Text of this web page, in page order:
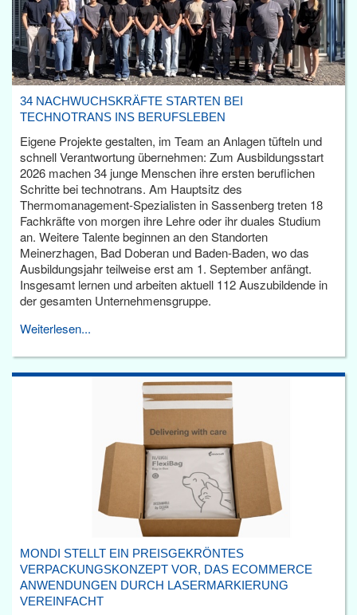
34 NACHWUCHSKRÄFTE STARTEN BEI
TECHNOTRANS INS BERUFSLEBEN
Eigene Projekte gestalten, im Team an Anlagen tüfteln und
schnell Verantwortung übernehmen: Zum Ausbildungsstart
2026 machen 34 junge Menschen ihre ersten beruflichen
Schritte bei technotrans. Am Hauptsitz des
Thermomanagement-Spezialisten in Sassenberg treten 18
Fachkräfte von morgen ihre Lehre oder ihr duales Studium
an. Weitere Talente beginnen an den Standorten
Meinerzhagen, Bad Doberan und Baden-Baden, wo das
Ausbildungsjahr teilweise erst am 1. September anfängt.
Insgesamt lernen und arbeiten aktuell 112 Auszubildende in
der gesamten Unternehmensgruppe.
Weiterlesen...
MONDI STELLT EIN PREISGEKRÖNTES
VERPACKUNGSKONZEPT VOR, DAS ECOMMERCE
ANWENDUNGEN DURCH LASERMARKIERUNG
VEREINFACHT